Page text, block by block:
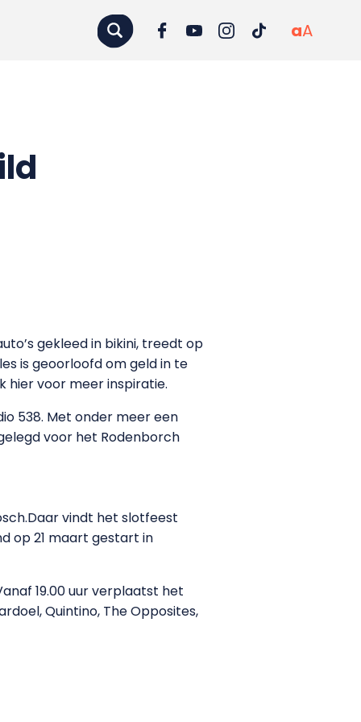
aA
gekleed in bikini, treedt op
is geoorloofd om geld in te
hier voor meer inspiratie.
538. Met onder meer een
voor het Rodenborch
vindt het slotfeest
op 21 maart gestart in
19.00 uur verplaatst het
Quintino, The Opposites,